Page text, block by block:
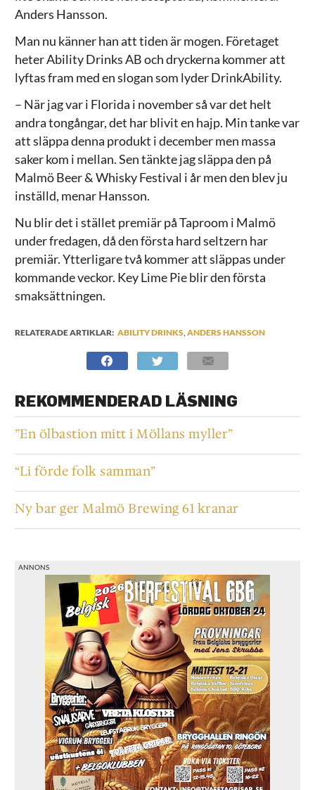
Anders Hansson.
Man nu känner han att tiden är mogen. Företaget
heter Ability Drinks AB och dryckerna kommer att
lyftas fram med en slogan som lyder DrinkAbility.
– När jag var i Florida i november så var det helt
andra tongångar, det har blivit en hajp. Min tanke var
att släppa denna produkt i december men massa
saker kom i mellan. Sen tänkte jag släppa den på
Malmö Beer & Whisky Festival i år men den blev ju
inställd, menar Hansson.
Nu blir det i stället premiär på Taproom i Malmö
under fredagen, då den första hard seltzern har
premiär. Ytterligare två kommer att släppas under
kommande veckor. Key Lime Pie blir den första
smaksättningen.
RELATERADE ARTIKLAR: ABILITY DRINKS, ANDERS HANSSON
REKOMMENDERAD LÄSNING
”En ölbastion mitt i Möllans myller”
“Li förde folk samman”
Ny bar ger Malmö Brewing 61 kranar